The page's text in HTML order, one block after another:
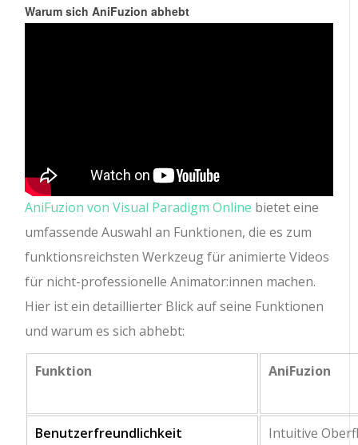
Warum sich AniFuzion abhebt
AniFuzion von Visual Paradigm Online bietet eine
umfassende Auswahl an Funktionen, die es zum
funktionsreichsten Werkzeug für animierte Videos
für nicht-professionelle Animator:innen machen.
Hier ist ein detaillierter Blick auf seine Funktionen
und warum es sich abhebt:
Funktion AniFuzion
Benutzerfreundlichkeit
Intuitive